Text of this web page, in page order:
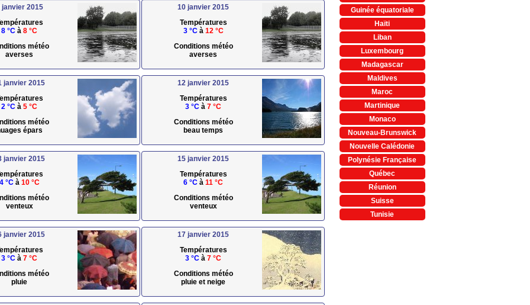
janvier 2015
8 °C à 8 °C
météo
averses
10 janvier 2015
Températures
3 °Cà 12 °C
Conditions météo
averses
janvier 2015
2 °C à 5 °C
météo
épars
12 janvier 2015
Températures
3 °C à 7 °C
Conditions météo
beau temps
janvier 2015
4 °Cà 10 °C
météo
venteux
15 janvier 2015
Températures
6 °C à 11 °C
Conditions météo
venteux
janvier 2015
3 °C à 7 °C
météo
pluie
17 janvier 2015
Températures
3 °C à 7 °C
Conditions météo
pluie et neige
Guinée équatoriale
Haïti
Liban
Luxembourg
Madagascar
Maldives
Maroc
Martinique
Monaco
Nouveau-Brunswick
Nouvelle Calédonie
Polynésie Française
Québec
Réunion
Suisse
Tunisie